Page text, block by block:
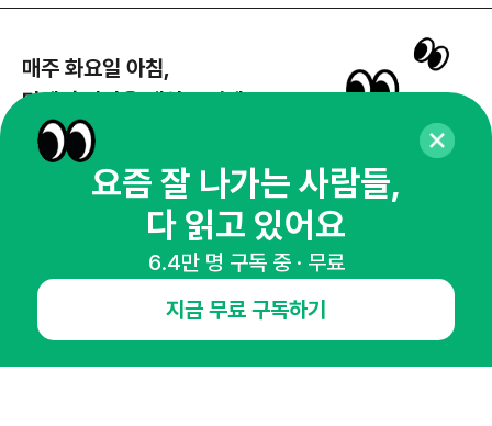
매주 화요일 아침,
마케팅 감각을 깨워 드릴게요!
65,043명의 마케터를 성장시키는 뉴스레터
뉴스레터 구독하기
NHN AD
오픈애즈란 공지사항 제휴문의
인사이터 신청
뉴스레터
광고안내
요즘 잘 나가는 사람들,
다 읽고 있어요
6.4만 명 구독 중 · 무료
지금 무료 구독하기